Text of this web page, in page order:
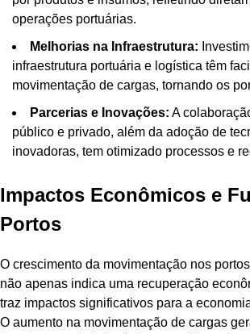
operações portuárias.
Melhorias na Infraestrutura:
infraestrutura portuária e logística têm
movimentação de cargas, tornando os
Parcerias e Inovações: A
público e privado, além da adoção de
inovadoras, tem otimizado processos e
Impactos Econômicos e
Portos
O crescimento da movimentação nos
não apenas indica uma recuperação
traz impactos significativos para a
O aumento na movimentação de cargas